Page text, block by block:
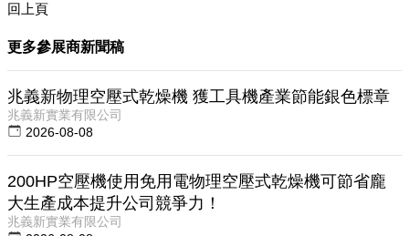
回上頁
更多參展商新聞稿
兆義新物理空壓式乾燥機 獲工具機產業節能銀色標章
兆義新實業有限公司
2026-08-08
200HP空壓機使用免用電物理空壓式乾燥機可節省龐
大生產成本提升公司競爭力！
兆義新實業有限公司